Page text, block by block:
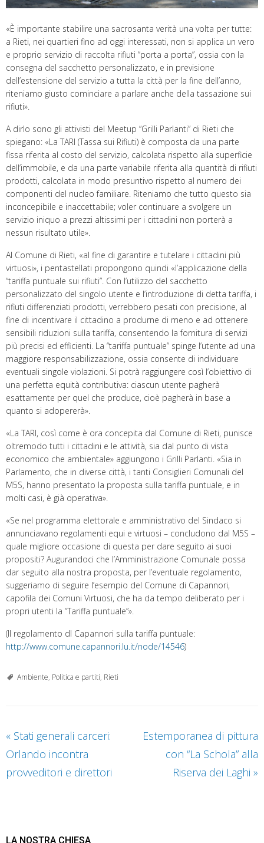
«È importante stabilire una sacrosanta verità una volta per tutte:
a Rieti, nei quartieri fino ad oggi interessati, non si applica un vero
e proprio servizio di raccolta rifiuti “porta a porta”, ossia con la
consegna del sacchetto personalizzato, e in previsione
dell’estensione del servizio a tutta la città per la fine dell’anno,
riteniamo giusto cominciare a parlare anche della tassazione sui
rifiuti».
A dirlo sono gli attivisti del Meetup “Grilli Parlanti” di Rieti che
spiegano: «La TARI (Tassa sui Rifiuti) è composta da una parte
fissa riferita al costo del servizio, calcolata rispetto alla superficie
dell’immobile, e da una parte variabile riferita alla quantità di rifiuti
prodotti, calcolata in modo presuntivo rispetto al numero dei
componenti del nucleo familiare. Riteniamo che tutto questo sia
inconcepibile e inaccettabile; voler continuare a svolgere un
servizio iniquo a prezzi altissimi per i cittadini non porterà a
nessun risultato utile».
Al Comune di Rieti, «al fine di garantire e tutelare i cittadini più
virtuosi», i pentastellati propongono quindi «l’applicazione della
“tariffa puntuale sui rifiuti”. Con l’utilizzo del sacchetto
personalizzato del singolo utente e l’introduzione di detta tariffa, i
rifiuti differenziati prodotti, verrebbero pesati con precisione, al
fine di incentivare il cittadino a produrne di meno e ad ottenere
sensibili riduzioni sulla tariffa, consentendo la fornitura di servizi
più precisi ed efficienti. La “tariffa puntuale” spinge l’utente ad una
maggiore responsabilizzazione, ossia consente di individuare
eventuali singole violazioni. Si potrà raggiungere così l’obiettivo di
una perfetta equità contributiva: ciascun utente pagherà
esattamente per quel che produce, cioè pagherà in base a
quanto si adopererà».
«La TARI, così come è ora concepita dal Comune di Rieti, punisce
oltremodo tutti i cittadini e le attività, sia dal punto di vista
economico che ambientale» aggiungono i Grilli Parlanti. «Sia in
Parlamento, che in diverse città, i tanti Consiglieri Comunali del
M5S, hanno presentato la proposta sulla tariffa puntuale, e in
molti casi, è già operativa».
«Se nel programma elettorale e amministrativo del Sindaco si
annunciavano regolamenti equi e virtuosi – concludono dal M5S –
quale migliore occasione di questa per dare seguito ai suoi
propositi? Augurandoci che l’Amministrazione Comunale possa
dar seguito alla nostra proposta, per l’eventuale regolamento,
suggeriamo di seguire l’esempio del Comune di Capannori,
capofila dei Comuni Virtuosi, che ha da tempo deliberato per i
propri utenti la “Tariffa puntuale”».
(Il regolamento dI Capannori sulla tariffa puntuale:
http://www.comune.capannori.lu.it/node/14546)
Ambiente, Politica e partiti, Rieti
« Stati generali carceri:
Orlando incontra
provveditori e direttori
Estemporanea di pittura
con “La Schola” alla
Riserva dei Laghi »
LA NOSTRA CHIESA